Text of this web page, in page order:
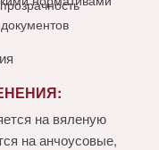
на вяленую
на анчоусовые,